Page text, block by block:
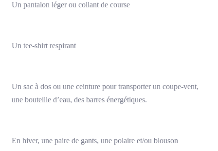
Un pantalon léger ou collant de course
Un tee-shirt respirant
Un sac à dos ou une ceinture pour transporter un coupe-vent,
une bouteille d’eau, des barres énergétiques.
En hiver, une paire de gants, une polaire et/ou blouson